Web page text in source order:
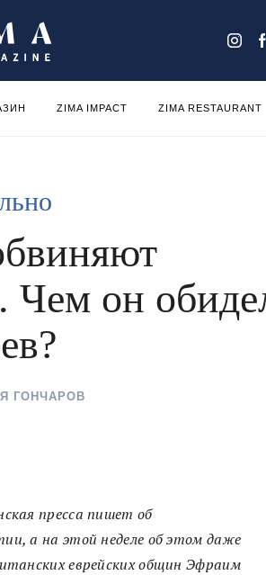
ZIMA IMPACT ZIMA RESTAURANT
Чем он
ГОНЧАРОВ
пресса пишет об
а на этой неделе об этом даже
еврейских общин Эфраим